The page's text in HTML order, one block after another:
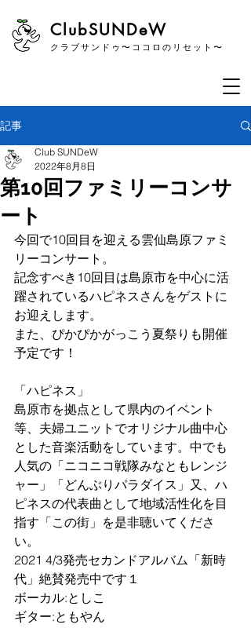
​ClubSUNDeW
クラブサンドゥ〜ココロのリセット〜
記事
第10回ファミリーコンサ
ート
Club SUNDeW
2022年8月8日
今回で10回目を迎える雲仙島原ファミ
リーコンサート。
記念すべき10回目は島原市を中心に活
躍されているハピネスさんをゲストに
お迎えします。
また、ぴかぴかがっこう夏祭りも開催
予定です！
「ハピネス」
島原市を拠点として県内のイベント
等、夫婦ユニットでオリジナル曲中心
とした音楽活動をしています。中でも
人気の「ニコニコ戦隊みなともレンジ
ャー」「どんぶりパラダイス」又、ハ
ピネスの代表曲として地域活性化を目
指す「この街」を是非聴いてくださ
い。
2021 4/3発売セカンドアルバム「新時
代」絶賛発売中です１
ボーカル:としこ
ギター:ともやん